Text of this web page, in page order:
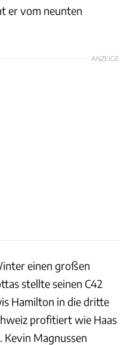
er vom neunten
ANZEIGE
einen großen
stellte seinen C42
Hamilton in die dritte
profitiert wie Haas
Magnussen